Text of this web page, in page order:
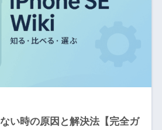
い時の原因と解決法【完全ガ